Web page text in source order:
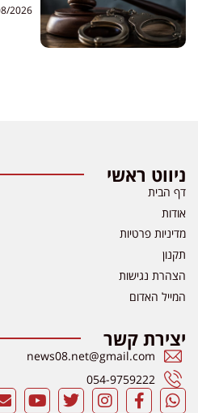
06/08/2026
ראשי
הבית
פרטיות
נגישות
האדום
קשר
news08.net@gmail.com
054-9759222